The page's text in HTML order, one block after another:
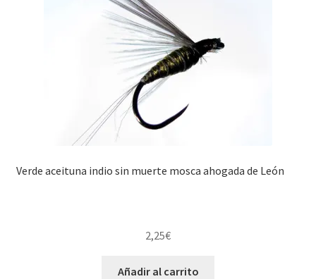
Verde aceituna indio sin muerte mosca ahogada de León
2,25€
Añadir al carrito